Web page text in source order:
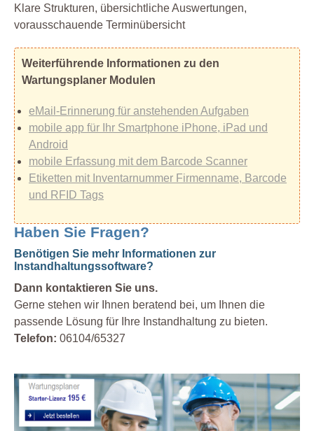
Klare Strukturen, übersichtliche Auswertungen,
vorausschauende Terminübersicht
Weiterführende Informationen zu den
Wartungsplaner Modulen
eMail-Erinnerung für anstehenden Aufgaben
mobile app für Ihr Smartphone iPhone, iPad und
Android
mobile Erfassung mit dem Barcode Scanner
Etiketten mit Inventarnummer Firmenname, Barcode
und RFID Tags
Haben Sie Fragen?
Benötigen Sie mehr Informationen zur
Instandhaltungssoftware?
Dann kontaktieren Sie uns.
Gerne stehen wir Ihnen beratend bei, um Ihnen die
passende Lösung für Ihre Instandhaltung zu bieten.
Telefon: 06104/65327